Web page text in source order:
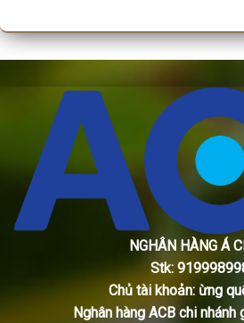
NGHÂN HÀNG Á
Stk:
Chủ tài khoản: ừng
Nghân hàng ACB chi